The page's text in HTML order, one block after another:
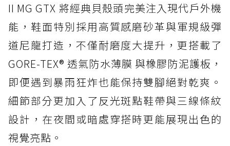
防水鞋推薦 5. Salomon XT-6 GORE-TEX：潮
人必備山系鞋王！防滑、防水與街頭顏值一次攻
頂
防水鞋推薦 6. HOKA Stinson Evo GTX：越野
復刻厚底，GORE-TEX 防水與增高神器一次滿
防水鞋推薦 7. Timberland Motion Access：
黃靴同級頂級防水，輕量化工裝健走鞋雨天必備
防水鞋推薦 7. Timberland Motion Access：
黃靴同級頂級防水，輕量化工裝健走鞋雨天必備
II MG GTX 將經典貝殼頭完美注入現代戶外機
能，鞋面特別採用高質感磨砂革與軍規級彈
道尼龍打造，不僅耐磨度大提升，更搭載了
GORE-TEX® 透氣防水薄膜 與橡膠防泥護板，
即便遇到暴雨狂炸也能保持雙腳絕對乾爽。
細節部分更加入了反光斑點鞋帶與三線條紋
設計，在夜間或暗處穿搭時更能展現出色的
視覺亮點。